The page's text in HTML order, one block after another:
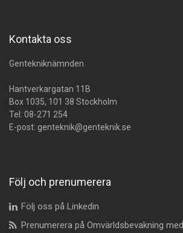
Kontakta oss
Gentekniknämnden
Hantverkargatan 11B
Box 1035, 101 38 Stockholm
Tel: 08-271 254
E-post: genteknik@genteknik.se
Följ och prenumerera
Följ oss på Linkedin
Prenumerera på Omvärldsbevakning